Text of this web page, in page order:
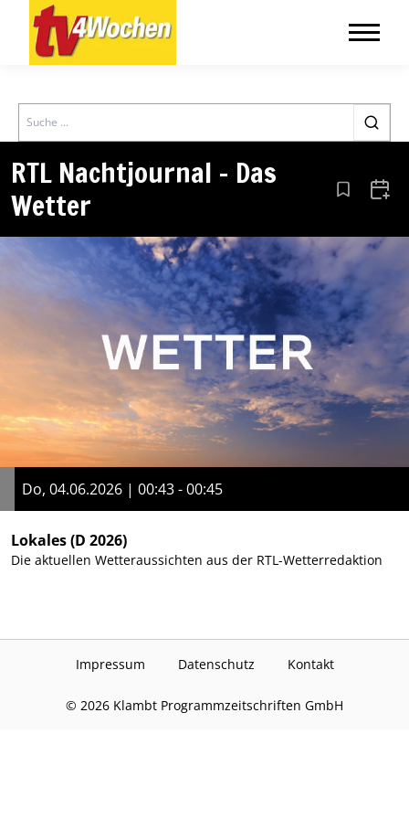
Search
RTL Nachtjournal – Das
Wetter
Aus den
Do, 04.06.2026 | 00:43 - 00:45
Lokales(D 2026)
Die aktuellen Wetteraussichten aus der RTL-Wetterredaktion
Impressum Datenschutz Kontakt
© 2026 Klambt Programmzeitschriften GmbH